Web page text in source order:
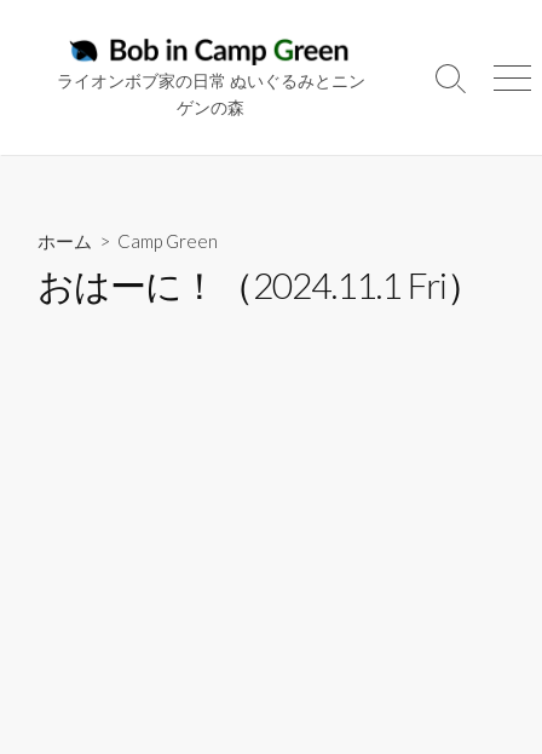
ライオンボブ家の日常 ぬいぐるみとニン
ゲンの森
検
メ
ホーム > Camp Green
おはーに！（2024.11.1 Fri）